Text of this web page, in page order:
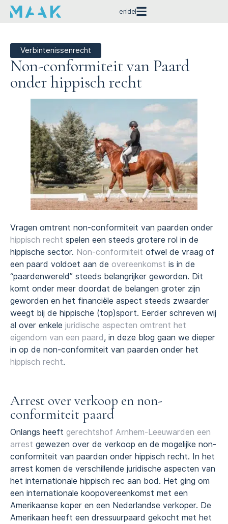
en de
Verbintenissenrecht
Non-conformiteit van Paard
onder hippisch recht
Vragen omtrent non-conformiteit van paarden onder
hippisch recht spelen een steeds grotere rol in de
hippische sector. Non-conformiteit ofwel de vraag of
een paard voldoet aan de overeenkomst is in de
“paardenwereld” steeds belangrijker geworden. Dit
komt onder meer doordat de belangen groter zijn
geworden en het financiële aspect steeds zwaarder
weegt bij de hippische (top)sport. Eerder schreven wij
al over enkele juridische aspecten omtrent het
eigendom van een paard, in deze blog gaan we dieper
in op de non-conformiteit van paarden onder het
hippisch recht.
Arrest over verkoop en non-
conformiteit paard
Onlangs heeft gerechtshof Arnhem-Leeuwarden een
arrest gewezen over de verkoop en de mogelijke non-
conformiteit van paarden onder hippisch recht. In het
arrest komen de verschillende juridische aspecten van
het internationale hippisch rec aan bod. Het ging om
een internationale koopovereenkomst met een
Amerikaanse koper en een Nederlandse verkoper. De
Amerikaan heeft een dressuurpaard gekocht met het